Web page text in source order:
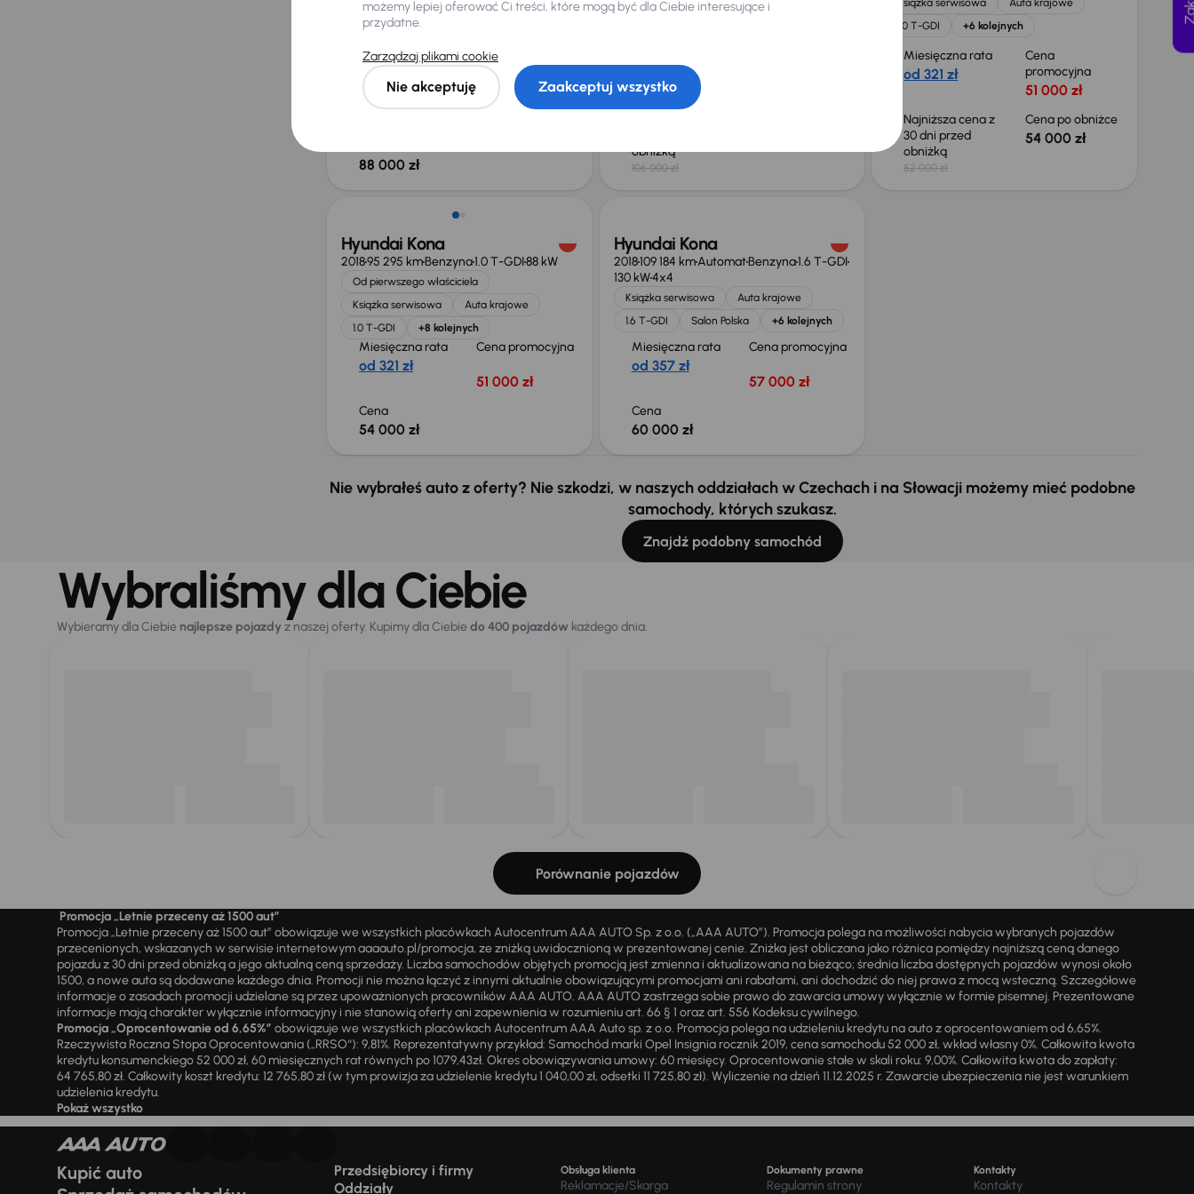
Od pierwszego właściciela
1.0 T-GDI MHEV
+10 kolejnych
Miesięczna rata
od 524 zł
Cena promocyjna
88 000 zł
obniżką
106 000 zł
Książka serwisowa
Auta krajowe
1.0 T-GDI
+6 kolejnych
Miesięczna rata
od 321 zł
Cena
promocyjna
51 000 zł
Najniższa cena z
30 dni przed
obniżką
52 000 zł
Cena po obniżce
54 000 zł
Hyundai Kona
201895 295 kmBenzyna1.0 T-GDI88 kW
Od pierwszego właściciela
Książka serwisowa
Auta krajowe
1.0 T-GDI
+8 kolejnych
Miesięczna rata
od 321 zł
Cena promocyjna
51 000 zł
Cena
54 000 zł
Świeżo skupione
Hyundai Kona
2018109 184 kmAutomatBenzyna1.6 T-GDI
130 kW4x4
Książka serwisowa
Auta krajowe
1.6 T-GDI
Salon Polska +6 kolejnych
Miesięczna rata
od 357 zł
Cena promocyjna
57 000 zł
Cena
60 000 zł
Nie wybrałeś auto z oferty? Nie szkodzi, w naszych oddziałach w Czechach i na Słowacji możemy mieć podobne
samochody, których szukasz.
Znajdź podobny samochód
Wybraliśmy dla Ciebie
Wybieramy dla Ciebie najlepsze pojazdy z naszej oferty. Kupimy dla Ciebiedo 400 pojazdów każdego dnia.
Porównanie pojazdów
Promocja „Letnie przeceny aż 1500 aut”
Promocja „Letnie przeceny aż 1500 aut” obowiązuje we wszystkich placówkach Autocentrum AAA AUTO Sp. z o.o. („AAA AUTO”). Promocja polega na możliwości nabycia wybranych pojazdów
przecenionych, wskazanych w serwisie internetowym aaaauto.pl/promocja, ze zniżką uwidocznioną w prezentowanej cenie. Zniżka jest obliczana jako różnica pomiędzy najniższą ceną danego
pojazdu z 30 dni przed obniżką a jego aktualną ceną sprzedaży. Liczba samochodów objętych promocją jest zmienna i aktualizowana na bieżąco; średnia liczba dostępnych pojazdów wynosi około
1500, a nowe auta są dodawane każdego dnia. Promocji nie można łączyć z innymi aktualnie obowiązującymi promocjami ani rabatami, ani dochodzić do niej prawa z mocą wsteczną. Szczegółowe
informacje o zasadach promocji udzielane są przez upoważnionych pracowników AAA AUTO. AAA AUTO zastrzega sobie prawo do zawarcia umowy wyłącznie w formie pisemnej. Prezentowane
informacje mają charakter wyłącznie informacyjny i nie stanowią oferty ani zapewnienia w rozumieniu art. 66 § 1 oraz art. 556 Kodeksu cywilnego.
Promocja „Oprocentowanie od 6,65%” obowiązuje we wszystkich placówkach Autocentrum AAA Auto sp. z o.o. Promocja polega na udzieleniu kredytu na auto z oprocentowaniem od 6,65%.
Rzeczywista Roczna Stopa Oprocentowania („RRSO“): 9,81%. Reprezentatywny przykład: Samochód marki Opel Insignia rocznik 2019, cena samochodu 52 000 zł, wkład własny 0%. Całkowita kwota
kredytu konsumenckiego 52 000 zł, 60 miesięcznych rat równych po 1079,43zł. Okres obowiązywania umowy: 60 miesięcy. Oprocentowanie stałe w skali roku: 9,00%. Całkowita kwota do zapłaty:
64 765,80 zł. Całkowity koszt kredytu: 12 765,80 zł (w tym prowizja za udzielenie kredytu 1 040,00 zł, odsetki 11 725,80 zł). Wyliczenie na dzień 11.12.2025 r. Zawarcie ubezpieczenia nie jest warunkiem
udzielenia kredytu.
Pokaż wszystko
Kupić auto
Przedsiębiorcy i firmy
Oddziały
Obsługa klienta
Reklamacje/Skarga
Dokumenty prawne
Regulamin strony
Kontakty
Kontakty
możemy lepiej oferować Ci treści, które mogą być dla Ciebie interesujące i
przydatne.
Zarządzaj plikami cookie
Nie akceptuję Zaakceptuj wszystko